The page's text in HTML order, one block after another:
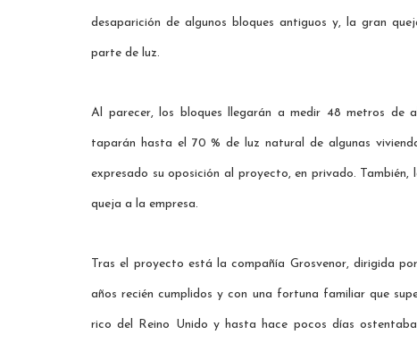
desaparición de algunos bloques antiguos y, la gran
parte de luz.
Al parecer, los bloques llegarán a medir 48 metros
taparán hasta el 70 % de luz natural de algunas
expresado su oposición al proyecto, en privado.
queja a la empresa.
Tras el proyecto está la compañía Grosvenor, dirigida
años recién cumplidos y con una fortuna familiar que
rico del Reino Unido y hasta hace pocos días